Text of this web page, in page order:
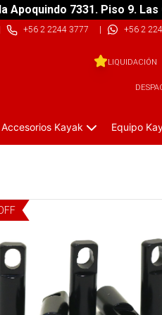
Apoquindo 7331. Piso 9. Las
+56 2 2244 3777 | +56 2
LIQUIDACIÓN
Accesorios Kayak Equipo